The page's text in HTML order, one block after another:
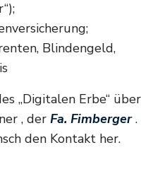
Blindengeld,
„Digitalen Erbe“ über
, der Fa. Fimberger.
den Kontakt her.